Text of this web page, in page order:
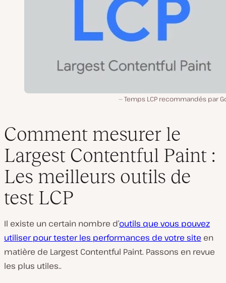
Temps LCP recommandés par
Comment mesurer le
Largest Contentful Paint :
Les meilleurs outils de
test LCP
Il existe un certain nombre d’outils que vous pouvez
utiliser pour tester les performances de votre site en
matière de Largest Contentful Paint. Passons en revue
les plus utiles..